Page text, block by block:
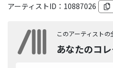
アーティストID： 10887026
このアーティスト
あなたのコ